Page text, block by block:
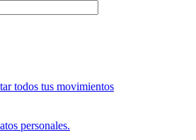
todos tus movimientos
personales.